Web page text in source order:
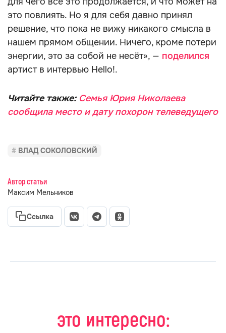
это повлиять. Но я для себя давно принял
решение, что пока не вижу никакого смысла в
нашем прямом общении. Ничего, кроме потери
энергии, это за собой не несёт», — поделился
артист в интервью Hello!.
Читайте также: Семья Юрия Николаева
сообщила место и дату похорон телеведущего
ВЛАД СОКОЛОВСКИЙ
Автор статьи
Максим Мельников
Ссылка
это интересно: